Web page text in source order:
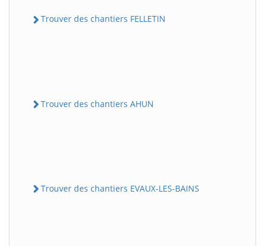
Trouver des chantiers FELLETIN
Trouver des chantiers AHUN
Trouver des chantiers EVAUX-LES-BAINS